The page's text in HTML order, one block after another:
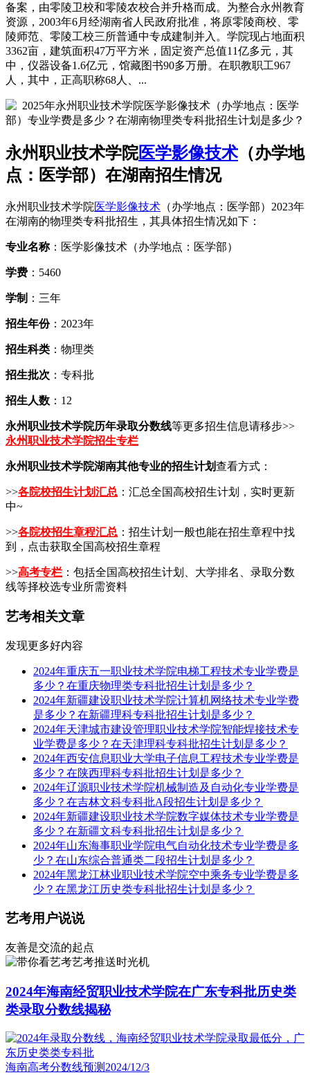
备案，由零陵卫校和零陵农校合并升格而成。为整合永州教育
资源，2003年6月经湖南省人民政府批准，将原零陵商校、零
陵师范、零陵工校三所普通中专成建制并入。学院现占地面积
3362亩，建筑面积47万平方米，固定资产总值11亿多元，其
中，仪器设备1.6亿元，馆藏图书90多万册。在职教职工967
人，其中，正高职称68人、...
永州职业技术学院医学影像技术（办学地
点：医学部）在湖南招生情况
永州职业技术学院医学影像技术 （办学地点：医学部）2023年
在湖南的物理类专科批招生，其具体招生情况如下：
专业名称：医学影像技术（办学地点：医学部）
学费 ：5460
学制 ：三年
招生年份：2023年
招生科类 ：物理类
招生批次 ：专科批
招生人数 ：12
永州职业技术学院历年录取分数线等更多招生信息请移步>>
永州职业技术学院招生专栏
永州职业技术学院湖南其他专业的招生计划查看方式：
>>各院校招生计划汇总 ：汇总全国高校招生计划，实时更新
中~
>>各院校招生章程汇总 ：招生计划一般也能在招生章程中找
到，点击获取全国高校招生章程
>>高考专栏 ：包括全国高校招生计划、大学排名、录取分数
线等择校选专业所需资料
艺考相关文章
发现更多好内容
2024年重庆五一职业技术学院电梯工程技术专业学费是
多少？在重庆物理类专科批招生计划是多少？
2024年新疆建设职业技术学院计算机网络技术专业学费
是多少？在新疆理科专科批招生计划是多少？
2024年天津城市建设管理职业技术学院智能焊接技术专
业学费是多少？在天津理科专科批招生计划是多少？
2024年西安信息职业大学电子信息工程技术专业学费是
多少？在陕西理科专科批招生计划是多少？
2024年辽源职业技术学院机械制造及自动化专业学费是
多少？在吉林文科专科批A段招生计划是多少？
2024年新疆建设职业技术学院数字媒体技术专业学费是
多少？在新疆文科专科批招生计划是多少？
2024年山东海事职业学院电气自动化技术专业学费是多
少？在山东综合普通类二段招生计划是多少？
2024年黑龙江林业职业技术学院空中乘务专业学费是多
少？在黑龙江历史类专科批招生计划是多少？
艺考用户说说
友善是交流的起点
艺考推送时光机
2024年海南经贸职业技术学院在广东专科批历史类
类录取分数线揭秘
海南高考分数线预测2024/12/3